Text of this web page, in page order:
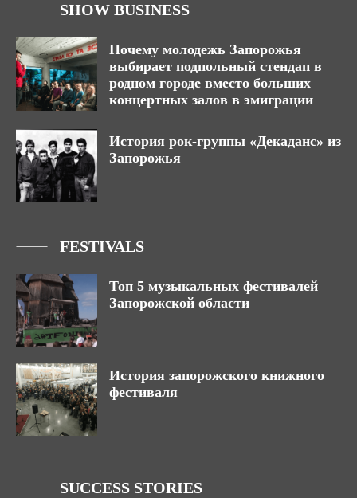
SHOW BUSINESS
Почему молодежь Запорожья
выбирает подпольный стендап в
родном городе вместо больших
концертных залов в эмиграции
История рок-группы «Декаданс» из
Запорожья
FESTIVALS
Топ 5 музыкальных фестивалей
Запорожской области
История запорожского книжного
фестиваля
SUCCESS STORIES